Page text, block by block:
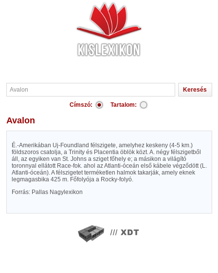
Címszó: Tartalom:
Avalon
É.-Amerikában Uj-Foundland félszigete, amelyhez keskeny (4-5 km.)
földszoros csatolja, a Trinity és Placentia öblök közt. A. négy félszigetből
áll, az egyiken van St. Johns a sziget főhely e; a másikon a világító
toronnyal ellátott Race-fok. ahol az Atlanti-óceán első kábele végződött (L.
Atlanti-óceán). A félszigetet terméketlen halmok takarják, amely eknek
legmagasbika 425 m. Főfolyója a Rocky-folyó.
Forrás: Pallas Nagylexikon